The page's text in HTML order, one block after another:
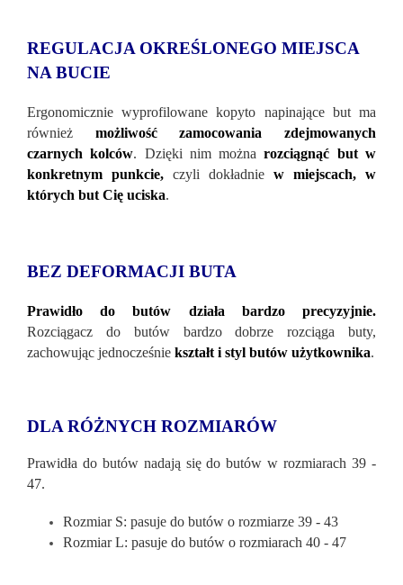
REGULACJA OKREŚLONEGO MIEJSCA
NA BUCIE
Ergonomicznie wyprofilowane kopyto napinające but ma
również możliwość zamocowania zdejmowanych
czarnych kolców. Dzięki nim możnarozciągnąć but w
konkretnym punkcie, czyli dokładnie w miejscach, w
których but Cię uciska.
BEZ DEFORMACJI BUTA
Prawidło do butów działa bardzo precyzyjnie.
Rozciągacz do butów bardzo dobrze rozciąga buty,
zachowując jednocześnie kształt i styl butów użytkownika.
DLA RÓŻNYCH ROZMIARÓW
Prawidła do butów nadają się do butów w rozmiarach 39 -
47.
Rozmiar S: pasuje do butów o rozmiarze 39 - 43
Rozmiar L: pasuje do butów o rozmiarach 40 - 47